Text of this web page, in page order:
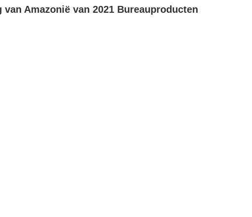
Amazonië van 2021 Bureauproducten